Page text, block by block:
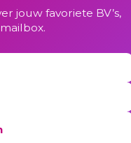
jouw favoriete BV’s,